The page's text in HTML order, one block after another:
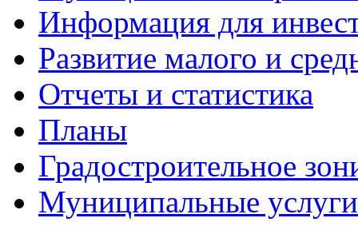
Информация для
Развитие малого и
Отчеты и статистика
Планы
Градостроительное
Муниципальные услуги